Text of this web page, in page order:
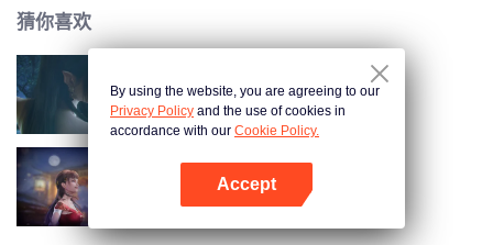
猜你喜欢
斗破苍穹 第三季
长安幻街
By using the website, you are agreeing to our
Privacy Policy and the use of cookies in
accordance with our Cookie Policy.
Accept